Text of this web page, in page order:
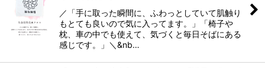
／「手に取った瞬間に、ふわっとしていて肌触り
もとても良いので気に入ってます。」「椅子や
枕、車の中でも使えて、気づくと毎日そばにある
感じです。」＼&nb…